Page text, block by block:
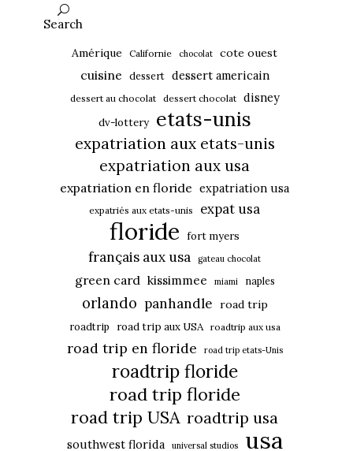
Search
Amérique Californie chocolat cote ouest
cuisine dessert dessert americain
dessert au chocolat dessert chocolat disney
dv-lottery etats-unis
expatriation aux etats-unis
expatriation aux usa
expatriation en floride expatriation usa
expatriés aux etats-unis expat usa
floride fort myers
français aux usa gateau chocolat
green card kissimmee miami naples
orlando panhandle road trip
roadtrip road trip aux USA roadtrip aux usa
road trip en floride road trip etats-Unis
roadtrip floride
road trip floride
road trip USA roadtrip usa
southwest florida universal studios usa